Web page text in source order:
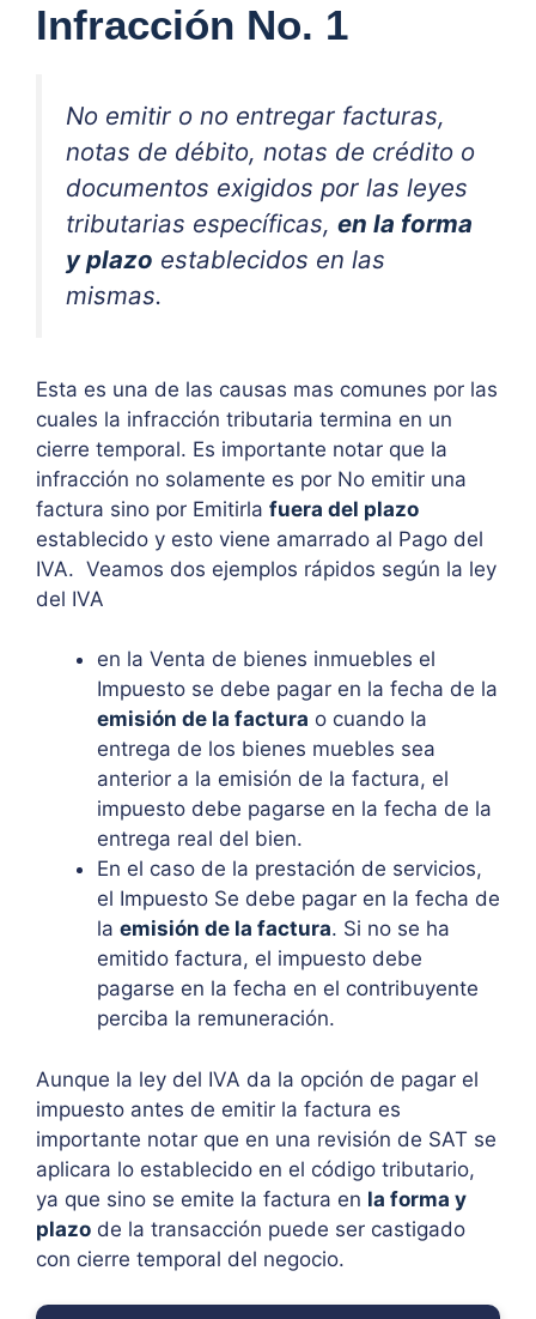
Infracción No. 1
No emitir o no entregar facturas,
notas de débito, notas de crédito o
documentos exigidos por las leyes
tributarias específicas, en la forma
y plazo establecidos en las
mismas.
Esta es una de las causas mas comunes por las
cuales la infracción tributaria termina en un
cierre temporal. Es importante notar que la
infracción no solamente es por No emitir una
factura sino por Emitirla fuera del plazo
establecido y esto viene amarrado al Pago del
IVA. Veamos dos ejemplos rápidos según la ley
del IVA
en la Venta de bienes inmuebles el
Impuesto se debe pagar en la fecha de la
emisión de la factura o cuando la
entrega de los bienes muebles sea
anterior a la emisión de la factura, el
impuesto debe pagarse en la fecha de la
entrega real del bien.
En el caso de la prestación de servicios,
el Impuesto Se debe pagar en la fecha de
la emisión de la factura. Si no se ha
emitido factura, el impuesto debe
pagarse en la fecha en el contribuyente
perciba la remuneración.
Aunque la ley del IVA da la opción de pagar el
impuesto antes de emitir la factura es
importante notar que en una revisión de SAT se
aplicara lo establecido en el código tributario,
ya que sino se emite la factura en la forma y
plazo de la transacción puede ser castigado
con cierre temporal del negocio.